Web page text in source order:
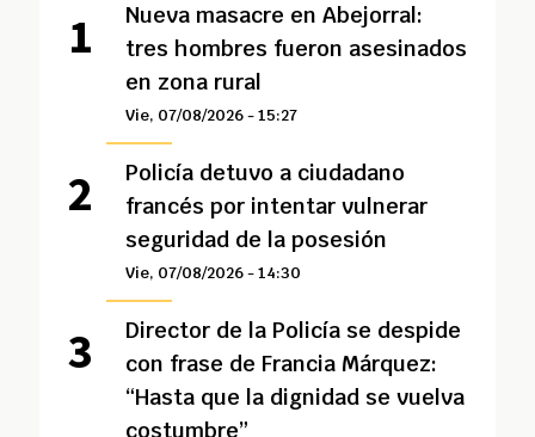
Nueva masacre en Abejorral:
tres hombres fueron asesinados
en zona rural
Vie, 07/08/2026 - 15:27
Policía detuvo a ciudadano
francés por intentar vulnerar
seguridad de la posesión
Vie, 07/08/2026 - 14:30
Director de la Policía se despide
con frase de Francia Márquez:
“Hasta que la dignidad se vuelva
costumbre”